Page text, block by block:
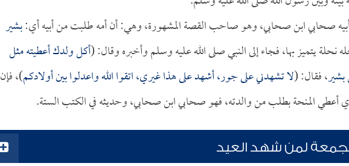
صحابي ابن صحابي، وهو صاحب القصة المشهورة، وهي: أن أمه طلبت من أبيه أي:بشير
نحلة يتميز بها، فجاء إلى النبي صلى الله عليه وسلم وأخبره وقال: (أكل ولدك أعطيته مثل
بشير، فقال: (لا تشهدني على جور، أشهد على هذا غيري، اتقوا الله واعدلوا بين أولادكم)، فإن
أعطي المنحة بطلب من والدته، فهو صحابي ابن صحابي، وحديثه في الكتب الستة.
لمن شهد العيد